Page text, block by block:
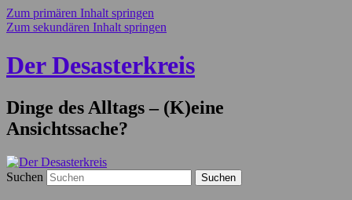
Zum primären Inhalt springen
Zum sekundären Inhalt springen
Der Desasterkreis
Dinge des Alltags – (K)eine
Ansichtssache?
Suchen